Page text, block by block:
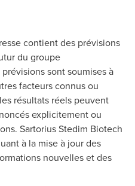
contient des prévisions
du groupe
sont soumises à
facteurs connus ou
résultats réels peuvent
explicitement ou
Sartorius Stedim Biotech
à la mise à jour des
nouvelles et des